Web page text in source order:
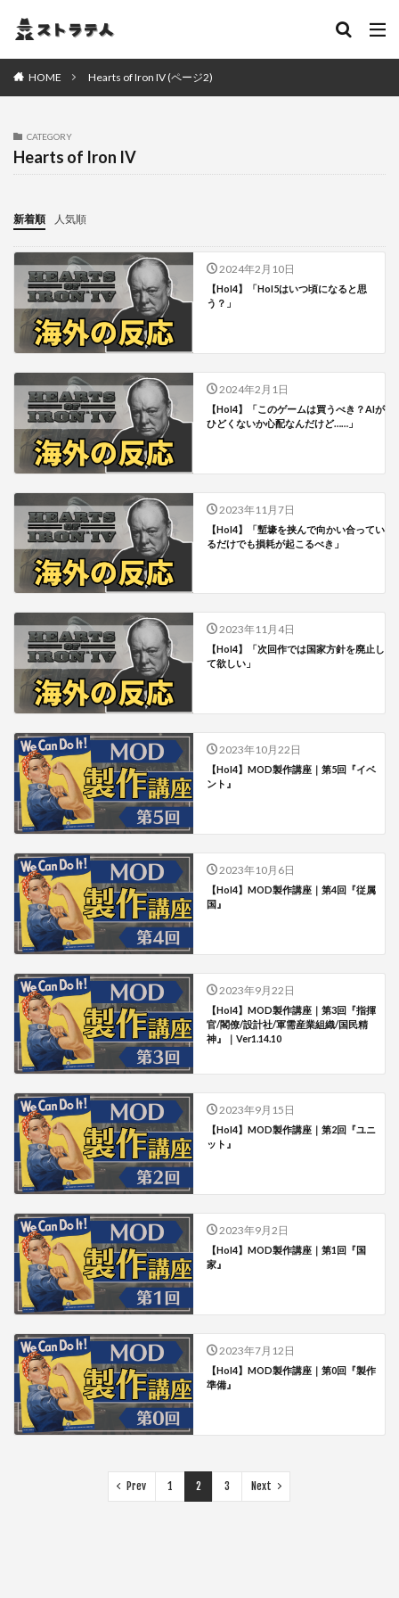
HOME Hearts of Iron IV (ページ2)
CATEGORY
Hearts of Iron IV
新着順 人気順
2024年2月10日
【HoI4】「HoI5はいつ頃になると思
う？」
2024年2月1日
【HoI4】「このゲームは買うべき？AIが
ひどくないか心配なんだけど……」
2023年11月7日
【HoI4】「塹壕を挟んで向かい合ってい
るだけでも損耗が起こるべき」
2023年11月4日
【HoI4】「次回作では国家方針を廃止し
て欲しい」
2023年10月22日
【HoI4】MOD製作講座｜第5回『イベ
ント』
2023年10月6日
【HoI4】MOD製作講座｜第4回『従属
国』
2023年9月22日
【HoI4】MOD製作講座｜第3回『指揮
官/閣僚/設計社/軍需産業組織/国民精
神』｜Ver1.14.10
2023年9月15日
【HoI4】MOD製作講座｜第2回『ユニ
ット』
2023年9月2日
【HoI4】MOD製作講座｜第1回『国
家』
2023年7月12日
【HoI4】MOD製作講座｜第0回『製作
準備』
Prev 1 2 3 Next